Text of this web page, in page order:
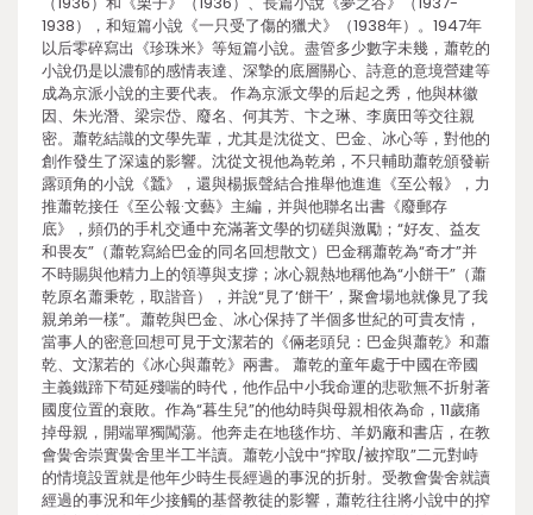
1938），和短篇小說《一只受了傷的獵犬》（1938年）。1947年
以后零碎寫出《珍珠米》等短篇小說。盡管多少數字未幾，蕭乾的
小說仍是以濃郁的感情表達、深摯的底層關心、詩意的意境營建等
成為京派小說的主要代表。 作為京派文學的后起之秀，他與林徽
因、朱光潛、梁宗岱、廢名、何其芳、卞之琳、李廣田等交往親
密。蕭乾結識的文學先輩，尤其是沈從文、巴金、冰心等，對他的
創作發生了深遠的影響。沈從文視他為乾弟，不只輔助蕭乾頒發嶄
露頭角的小說《蠶》，還與楊振聲結合推舉他進進《至公報》，力
推蕭乾接任《至公報·文藝》主編，并與他聯名出書《廢郵存
底》，頻仍的手札交通中充滿著文學的切磋與激勵；“好友、益友
和畏友”（蕭乾寫給巴金的同名回想散文）巴金稱蕭乾為“奇才”并
不時賜與他精力上的領導與支撐；冰心親熱地稱他為“小餅干”（蕭
乾原名蕭秉乾，取諧音），并說“見了‘餅干’，聚會場地就像見了我
親弟弟一樣”。蕭乾與巴金、冰心保持了半個多世紀的可貴友情，
當事人的密意回想可見于文潔若的《倆老頭兒：巴金與蕭乾》和蕭
乾、文潔若的《冰心與蕭乾》兩書。 蕭乾的童年處于中國在帝國
主義鐵蹄下茍延殘喘的時代，他作品中小我命運的悲歌無不折射著
國度位置的衰敗。作為“暮生兒”的他幼時與母親相依為命，11歲痛
掉母親，開端單獨闖蕩。他奔走在地毯作坊、羊奶廠和書店，在教
會黌舍崇實黌舍里半工半讀。蕭乾小說中“搾取/被搾取”二元對峙
的情境設置就是他年少時生長經過的事況的折射。受教會黌舍就讀
經過的事況和年少接觸的基督教徒的影響，蕭乾往往將小說中的搾